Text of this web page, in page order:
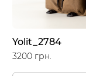
Yolit_2784
3200 грн.